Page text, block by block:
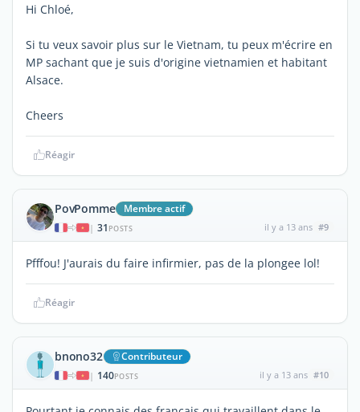
Hi Chloé,
Si tu veux savoir plus sur le Vietnam, tu peux m'écrire en
MP sachant que je suis d'origine vietnamien et habitant
Alsace.
Cheers
Réagir
PovPomme Membre actif
| 31 POSTS il y a 13 ans #9
Pfffou! J'aurais du faire infirmier, pas de la plongee lol!
Réagir
bnono32 Contributeur
| 140POSTS il y a 13 ans #10